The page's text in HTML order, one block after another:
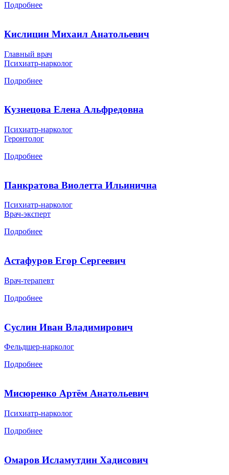
Подробнее
Кислицин Михаил Анатольевич
Главный врач
Психиатр-нарколог
Подробнее
Кузнецова Елена Альфредовна
Психиатр-нарколог
Геронтолог
Подробнее
Панкратова Виолетта Ильинична
Психиатр-нарколог
Врач-эксперт
Подробнее
Астафуров Егор Сергеевич
Врач-терапевт
Подробнее
Суслин Иван Владимирович
Фельдшер-нарколог
Подробнее
Мисюренко Артём Анатольевич
Психиатр-нарколог
Подробнее
Омаров Исламутдин Хадисович